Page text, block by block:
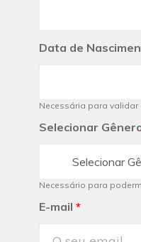
Data de
Necessária para
Selecionar
Selecionar
Necessário para
E-mail *